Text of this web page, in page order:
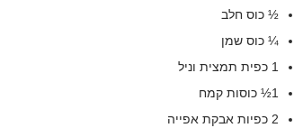
½ כוס חלב
¼ כוס שמן
1 כפית תמצית וניל
1½ כוסות קמח
2 כפיות אבקת אפייה